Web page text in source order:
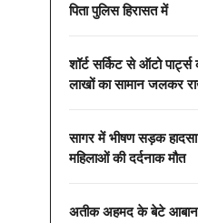
पिता पुलिस हिरासत में
शॉर्ट सर्किट से ऑटो
लाखों का सामान जलकर
सागर में भीषण सड़क
महिलाओं की दर्दनाक मौत
अतीक अहमद के बेटे आबान